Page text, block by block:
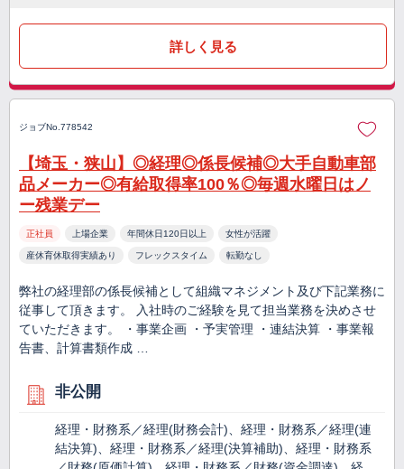
詳しく見る
ジョブNo.778542
【埼玉・狭山】◎経理◎係長候補◎大手自動車部
品メーカー◎有給取得率100％◎毎週水曜日はノ
ー残業デー
正社員 上場企業 年間休日120日以上 女性が活躍
産休育休取得実績あり フレックスタイム 転勤なし
弊社の経理部の係長候補として組織マネジメント及び下記業務に
従事して頂きます。 入社時のご経験を見て担当業務を決めさせ
ていただきます。 ・事業企画 ・予実管理 ・連結決算 ・事業報
告書、計算書類作成 …
非公開
経理・財務系／経理(財務会計)、経理・財務系／経理(連
結決算)、経理・財務系／経理(決算補助)、経理・財務系